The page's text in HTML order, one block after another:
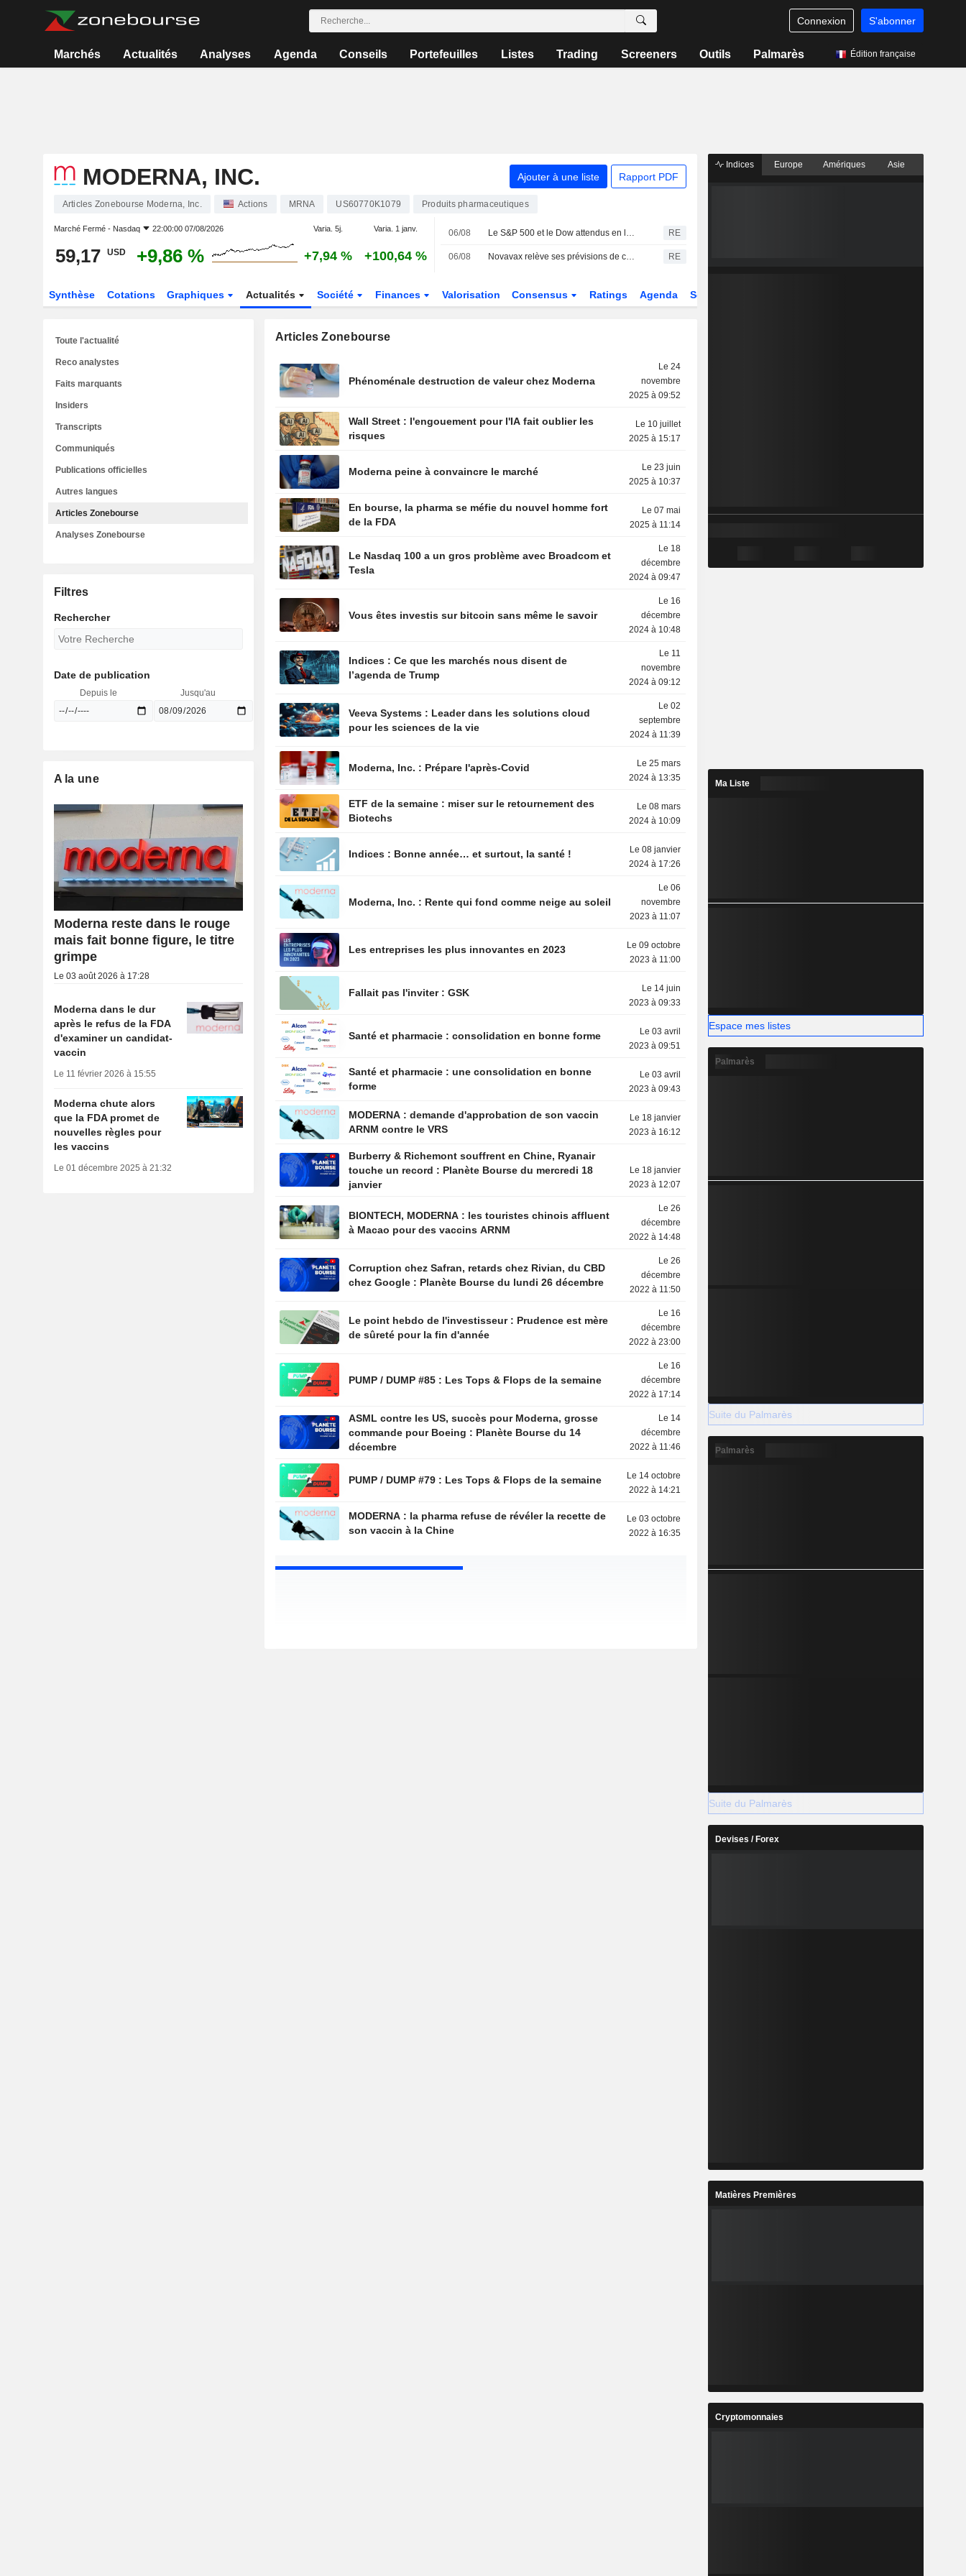
Connexion S'abonner
Marchés Actualités Analyses Agenda Conseils Portefeuilles Listes Trading Screeners Outils Palmarès Édition française
MODERNA, INC. Ajouter à une liste Rapport PDF
Articles Zonebourse Moderna, Inc. Actions MRNA US60770K1079 Produits pharmaceutiques
Marché Fermé - Nasdaq 22:00:00 07/08/2026 Varia. 5j. Varia. 1 janv.
59,17 USD +9,86 % +7,94 % +100,64 %
06/08 Le S&P 500 et le Dow attendus en légère hausse sur fond d'espoirs de trêve au Moyen-Orient ; les semi-conducteurs et les logiciels décrochent RE
06/08 Novavax relève ses prévisions de chiffre d'affaires annuel, les accords de licence compensant la faible demande de vaccins RE
Synthèse Cotations Graphiques Actualités Société Finances Valorisation Consensus Ratings Agenda Secteur
Articles Zonebourse
Phénoménale destruction de valeur chez Moderna
Le 24
novembre
2025 à 09:52
Wall Street : l'engouement pour l'IA fait oublier les
risques
Le 10 juillet
2025 à 15:17
Moderna peine à convaincre le marché
Le 23 juin
2025 à 10:37
En bourse, la pharma se méfie du nouvel homme fort
de la FDA
Le 07 mai
2025 à 11:14
Le Nasdaq 100 a un gros problème avec Broadcom et
Tesla
Le 18
décembre
2024 à 09:47
Vous êtes investis sur bitcoin sans même le savoir
Le 16
décembre
2024 à 10:48
Indices : Ce que les marchés nous disent de
l’agenda de Trump
Le 11
novembre
2024 à 09:12
Veeva Systems : Leader dans les solutions cloud
pour les sciences de la vie
Le 02
septembre
2024 à 11:39
Moderna, Inc. : Prépare l'après-Covid
Le 25 mars
2024 à 13:35
ETF de la semaine : miser sur le retournement des
Biotechs
Le 08 mars
2024 à 10:09
Indices : Bonne année… et surtout, la santé !
Le 08 janvier
2024 à 17:26
Moderna, Inc. : Rente qui fond comme neige au soleil
Le 06
novembre
2023 à 11:07
Les entreprises les plus innovantes en 2023
Le 09 octobre
2023 à 11:00
Fallait pas l'inviter : GSK
Le 14 juin
2023 à 09:33
Santé et pharmacie : consolidation en bonne forme
Le 03 avril
2023 à 09:51
Santé et pharmacie : une consolidation en bonne
forme
Le 03 avril
2023 à 09:43
MODERNA : demande d'approbation de son vaccin
ARNM contre le VRS
Le 18 janvier
2023 à 16:12
Burberry & Richemont souffrent en Chine, Ryanair
touche un record : Planète Bourse du mercredi 18
janvier
Le 18 janvier
2023 à 12:07
BIONTECH, MODERNA : les touristes chinois affluent
à Macao pour des vaccins ARNM
Le 26
décembre
2022 à 14:48
Corruption chez Safran, retards chez Rivian, du CBD
chez Google : Planète Bourse du lundi 26 décembre
Le 26
décembre
2022 à 11:50
Le point hebdo de l'investisseur : Prudence est mère
de sûreté pour la fin d'année
Le 16
décembre
2022 à 23:00
PUMP / DUMP #85 : Les Tops & Flops de la semaine
Le 16
décembre
2022 à 17:14
ASML contre les US, succès pour Moderna, grosse
commande pour Boeing : Planète Bourse du 14
décembre
Le 14
décembre
2022 à 11:46
PUMP / DUMP #79 : Les Tops & Flops de la semaine
Le 14 octobre
2022 à 14:21
MODERNA : la pharma refuse de révéler la recette de
son vaccin à la Chine
Le 03 octobre
2022 à 16:35
Toute l'actualité
Reco analystes
Faits marquants
Insiders
Transcripts
Communiqués
Publications officielles
Autres langues
Articles Zonebourse
Analyses Zonebourse
Filtres
Rechercher
Date de publication
Depuis le Jusqu'au
A la une
Moderna reste dans le rouge
mais fait bonne figure, le titre
grimpe
Le 03 août 2026 à 17:28
Moderna dans le dur
après le refus de la FDA
d'examiner un candidat-
vaccin
Le 11 février 2026 à 15:55
Moderna chute alors
que la FDA promet de
nouvelles règles pour
les vaccins
Le 01 décembre 2025 à 21:32
Indices Europe Amériques Asie
Ma Liste
Espace mes listes
Palmarès
Suite du Palmarès
Palmarès
Suite du Palmarès
Devises / Forex
Matières Premières
Cryptomonnaies